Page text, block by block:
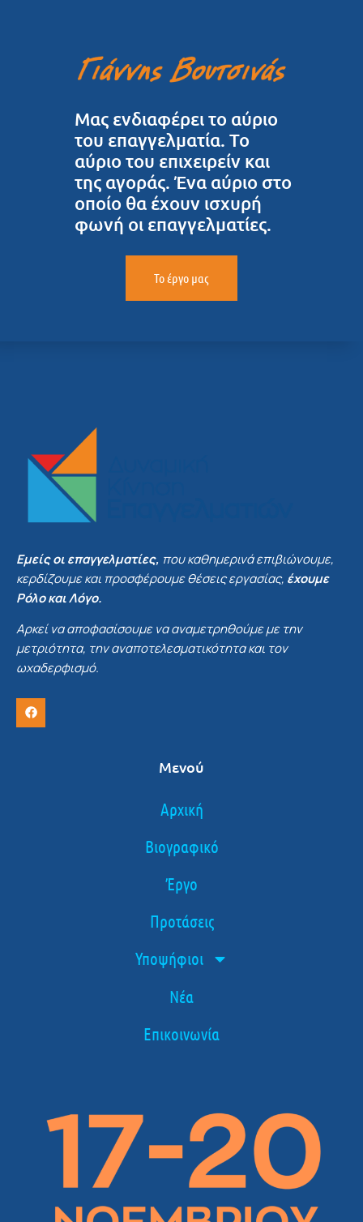
Μας ενδιαφέρει το αύριο
του επαγγελματία. Το
αύριο του επιχειρείν και
της αγοράς. Ένα αύριο στο
οποίο θα έχουν ισχυρή
φωνή οι επαγγελματίες.
Το έργο μας
Εμείς οι επαγγελματίες, που καθημερινά επιβιώνουμε,
κερδίζουμε και προσφέρουμε θέσεις εργασίας, έχουμε
Ρόλο και Λόγο.
Αρκεί να αποφασίσουμε να αναμετρηθούμε με την
μετριότητα, την αναποτελεσματικότητα και τον
ωχαδερφισμό.
Μενού
Αρχική
Βιογραφικό
Έργο
Προτάσεις
Υποψήφιοι
Νέα
Επικοινωνία